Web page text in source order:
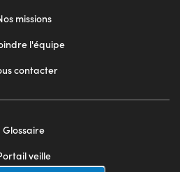
missions
l'équipe
contacter
Glossaire
veille